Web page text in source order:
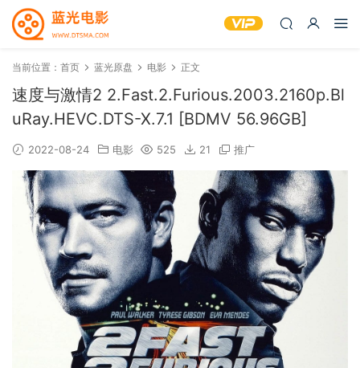
当前位置： 首页 蓝光原盘 电影 正文
速度与激情2 2.Fast.2.Furious.2003.2160p.Bl
uRay.HEVC.DTS-X.7.1 [BDMV 56.96GB]
2022-08-24 电影 525 21 推广